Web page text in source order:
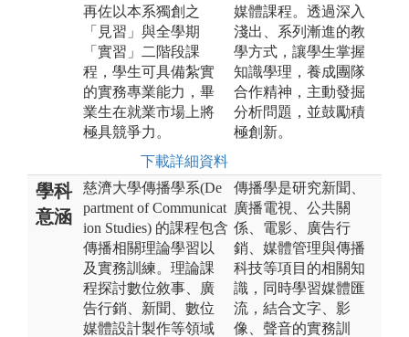
再佐以本系獨創之
「見習」與全學期
「實習」二階段課
程，學生可具備紮實
的實務專業能力，畢
業生在就業市場上將
極具競爭力。
下載詳細資料
媒體課程。透過深入
淺出、系列漸進的教
學方式，讓學生掌握
知識學理，養成團隊
合作精神，主動發掘
分析問題，並鼓勵積
極創新。
學科
意涵
慈濟大學傳播學系(De
partment of Communicat
ion Studies) 的課程包含
傳播相關理論學習以
及實務訓練。理論課
程探討數位敘事、廣
告行銷、新聞、數位
媒體設計製作等領域
傳播學是研究新聞、
廣播電視、公共關
係、電影、廣告行
銷、媒體管理與傳播
科技等項目的相關知
識，同時學習媒體匯
流，結合文字、影
像、聲音的實務訓